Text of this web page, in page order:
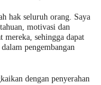
hak seluruh orang. Saya
motivasi dan
mereka, sehingga dapat
pengembangan
dengan penyerahan